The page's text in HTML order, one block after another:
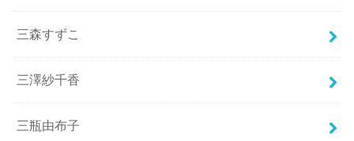
三森すずこ
三澤紗千香
三瓶由布子